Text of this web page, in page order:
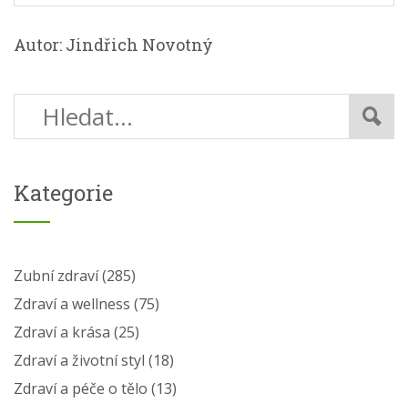
Autor: Jindřich Novotný
Kategorie
Zubní zdraví(285)
Zdraví a wellness (75)
Zdraví a krása (25)
Zdraví a životní styl (18)
Zdraví a péče o tělo (13)